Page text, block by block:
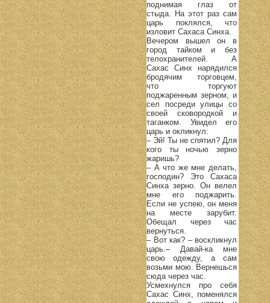
поднимая глаз от
стыда. На этот раз сам
царь поклялся, что
изловит Сахаса Синха.
Вечером вышел он в
город тайком и без
телохранителей. А
Сахас Синх нарядился
бродячим торговцем,
что торгуют
поджаренным зерном, и
сел посреди улицы со
своей сковородкой и
таганком. Увидел его
царь и окликнул:
– Эй! Ты не спятил? Для
кого ты ночью зерно
жаришь?
– А что же мне делать,
господин? Это Сахаса
Синха зерно. Он велел
мне его поджарить.
Если не успею, он меня
на месте зарубит.
Обещал через час
вернуться.
– Вот как? – воскликнул
царь.– Давай-ка мне
свою одежду, а сам
возьми мою. Вернешься
сюда через час.
Усмехнулся про себя
Сахас Синх, поменялся